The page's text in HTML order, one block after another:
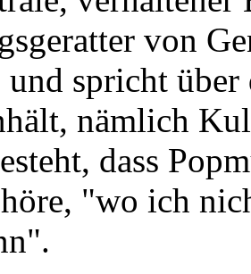
von
spricht über
nämlich
dass
"wo ich